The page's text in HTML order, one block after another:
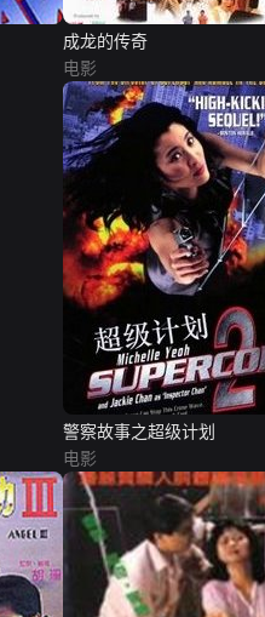
成龙的传奇
电影
警察故事之超级计划
电影